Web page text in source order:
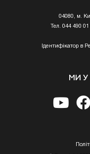
04080, м.
Тел. 044 490
Ідентифікатор в
МИ